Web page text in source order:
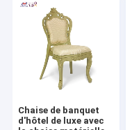
Chaise de banquet
d'hôtel de luxe avec